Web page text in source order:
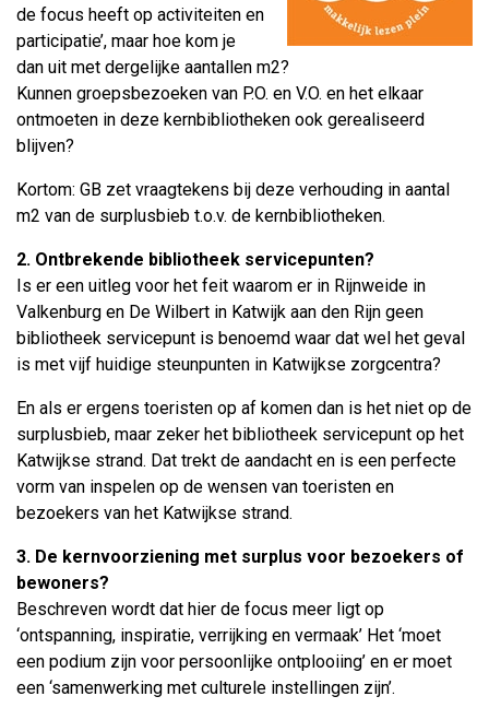
de focus heeft op activiteiten en
participatie’, maar hoe kom je
dan uit met dergelijke aantallen m2?
Kunnen groepsbezoeken van P.O. en V.O. en het elkaar
ontmoeten in deze kernbibliotheken ook gerealiseerd
blijven?
Kortom: GB zet vraagtekens bij deze verhouding in aantal
m2 van de surplusbieb t.o.v. de kernbibliotheken.
2. Ontbrekende bibliotheek servicepunten?
Is er een uitleg voor het feit waarom er in Rijnweide in
Valkenburg en De Wilbert in Katwijk aan den Rijn geen
bibliotheek servicepunt is benoemd waar dat wel het geval
is met vijf huidige steunpunten in Katwijkse zorgcentra?
En als er ergens toeristen op af komen dan is het niet op de
surplusbieb, maar zeker het bibliotheek servicepunt op het
Katwijkse strand. Dat trekt de aandacht en is een perfecte
vorm van inspelen op de wensen van toeristen en
bezoekers van het Katwijkse strand.
3. De kernvoorziening met surplus voor bezoekers of
bewoners?
Beschreven wordt dat hier de focus meer ligt op
‘ontspanning, inspiratie, verrijking en vermaak’ Het ‘moet
een podium zijn voor persoonlijke ontplooiing’ en er moet
een ‘samenwerking met culturele instellingen zijn’.